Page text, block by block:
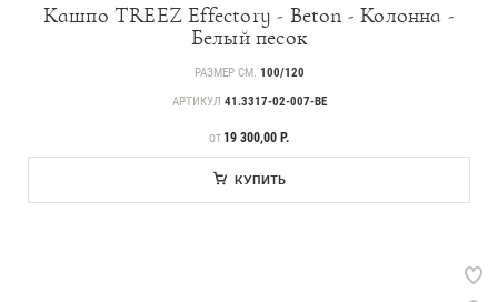
Кашпо TREEZ Effectory - Beton - Колонна -
Белый песок
РАЗМЕР СМ. 100/120
АРТИКУЛ 41.3317-02-007-BE
ЦЕНА
ОТ 19 300,00 Р.
КУПИТЬ